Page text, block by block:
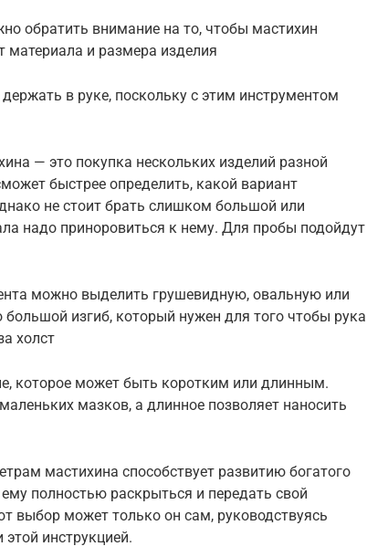
обратить внимание на то, чтобы мастихин
материала и размера изделия
в руке, поскольку с этим инструментом
— это покупка нескольких изделий разной
быстрее определить, какой вариант
не стоит брать слишком большой или
надо приноровиться к нему. Для пробы подойдут
можно выделить грушевидную, овальную или
изгиб, который нужен для того чтобы рука
холст
которое может быть коротким или длинным.
мазков, а длинное позволяет наносить
мастихина способствует развитию богатого
полностью раскрыться и передать свой
выбор может только он сам, руководствуясь
инструкцией.